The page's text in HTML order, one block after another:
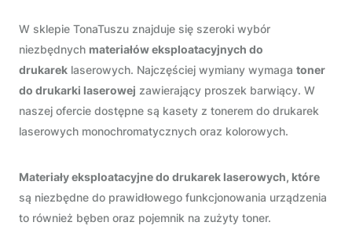
W sklepie TonaTuszu znajduje się szeroki wybór
niezbędnych materiałów eksploatacyjnych do
drukarek laserowych. Najczęściej wymiany wymaga toner
do drukarki laserowej zawierający proszek barwiący. W
naszej ofercie dostępne są kasety z tonerem do drukarek
laserowych monochromatycznych oraz kolorowych.
Materiały eksploatacyjne do drukarek laserowych, które
są niezbędne do prawidłowego funkcjonowania urządzenia
to również bęben oraz pojemnik na zużyty toner.